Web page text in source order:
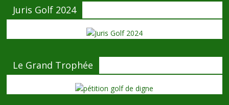
Juris Golf 2024
Le Grand Trophée